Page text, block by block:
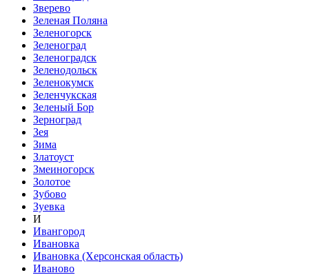
Зверево
Зеленая Поляна
Зеленогорск
Зеленоград
Зеленоградск
Зеленодольск
Зеленокумск
Зеленчукская
Зеленый Бор
Зерноград
Зея
Зима
Златоуст
Змеиногорск
Золотое
Зубово
Зуевка
И
Ивангород
Ивановка
Ивановка (Херсонская область)
Иваново